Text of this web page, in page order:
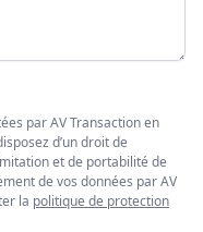
par AV Transaction en
d’un droit de
et de portabilité de
de vos données par AV
la politique de protection